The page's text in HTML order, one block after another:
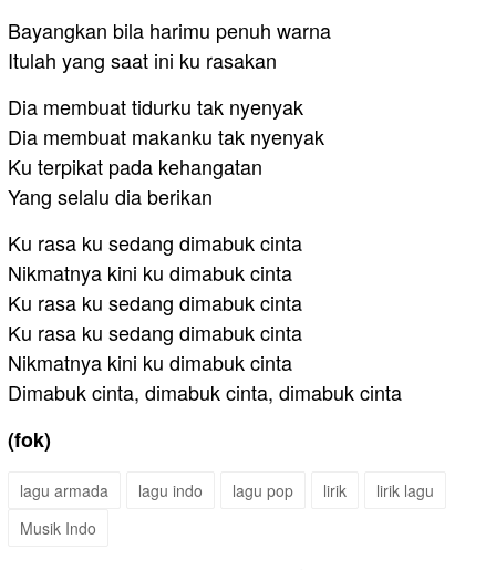
Bayangkan bila harimu penuh warna
Itulah yang saat ini ku rasakan
Dia membuat tidurku tak nyenyak
Dia membuat makanku tak nyenyak
Ku terpikat pada kehangatan
Yang selalu dia berikan
Ku rasa ku sedang dimabuk cinta
Nikmatnya kini ku dimabuk cinta
Ku rasa ku sedang dimabuk cinta
Ku rasa ku sedang dimabuk cinta
Nikmatnya kini ku dimabuk cinta
Dimabuk cinta, dimabuk cinta, dimabuk cinta
(fok)
lagu armada lagu indo lagu pop lirik
lirik lagu
Musik Indo